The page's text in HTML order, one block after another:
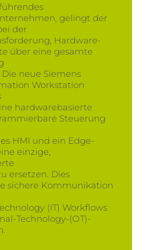
gelingt der
der
Hardware-
über eine gesamte
neue Siemens
Workstation
hardwarebasierte
Steuerung
HMI und ein Edge-
einzige,
ersetzen. Dies
sichere Kommunikation
(IT) Workflows
Technology-(OT)-